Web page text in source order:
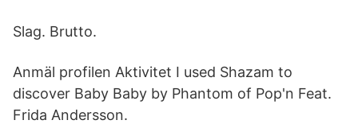
Slag. Brutto.
Anmäl profilen Aktivitet I used Shazam to
discover Baby Baby by Phantom of Pop'n Feat.
Frida Andersson.